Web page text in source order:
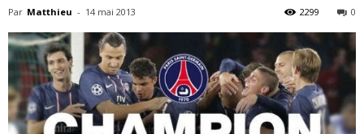
Par Matthieu - 14 mai 2013 0
2299